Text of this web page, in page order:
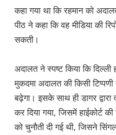
कहा गया था कि रहमान को
पीठ ने कहा कि वह मीडिया की
सकती।
अदालत ने स्पष्ट किया कि दिल्ली
मुकदमा अदालत की किसी
बढ़ेगा। इसके साथ ही डागर द्वारा
कर दिया गया, जिसमें हाईकोर्ट
को चुनौती दी गई थी, जिसने